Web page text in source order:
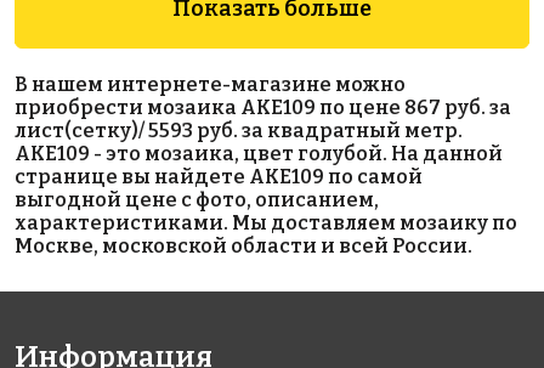
AKE195
Испания
340x340
AKE203
Испания
340x340
AKE112
Испания
313x495
5593 руб./м²
5593 руб./м²
Показать больше
В нашем интернете-магазине можно
приобрести мозаика AKE109 по цене 867 руб. за
лист(сетку)/ 5593 руб. за квадратный метр.
AKE109 - это мозаика, цвет голубой. На данной
странице вы найдете AKE109 по самой
выгодной цене с фото, описанием,
характеристиками. Мы доставляем мозаику по
Москве, московской области и всей России.
Информация